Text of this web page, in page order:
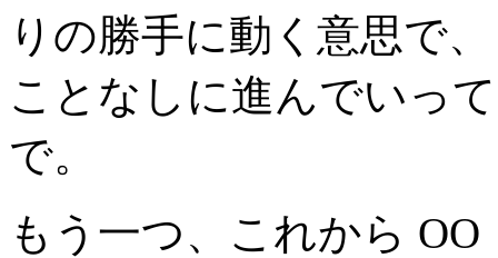
りの勝手に動く意思で
ことなしに進んでいっ
で。
もう一つ、これから